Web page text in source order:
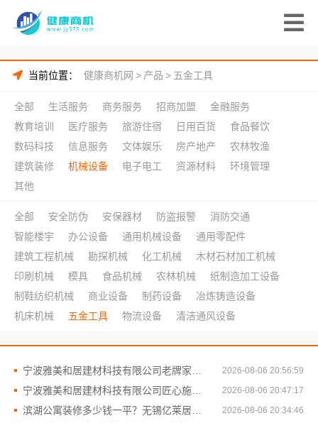
当前位置： 健康商机网 > 产品 > 五金工具
全部 生活服务 商务服务 招商加盟
金融服务
教育培训
医疗服务 旅游住宿 日用百货
食品餐饮
数码科技
信息服务 文体娱乐 房产地产
农林牧渔
建筑装修
机械设备 电子电工 资源材料
环境管理
其他
全部 安全防伪 安保器材 防盗报警
消防交通
智能楼宇
办公设备 通用机械设备
通用零配件
建筑工程机械
勘探机械 化工机械
木材石材加工机械
印刷机械
模具 食品机械 农林机械
纸制造加工设备
制鞋纺织机械
商业设备 制药设备
冶炼铸造设备
机床机械
五金工具 物流设备 清洁通风设备
2026-08-06 20:56:59
2026-08-06 20:47:17
2026-08-06 20:34:46